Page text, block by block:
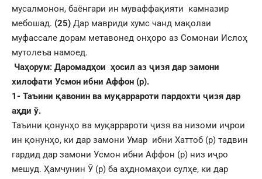
мусалмонон, баёнгари ин муваффақияти камназир
мебошад. (25) Дар мавриди хумс чанд мақолаи
муфассале дорам метавонед онҳоро аз Сомонаи Ислоҳ
мутолеъа намоед.
Чаҳорум: Даромадҳои ҳосил аз ҷизя дар замони
хилофати Усмон ибни Аффон (р).
1- Таъини қавонин ва муқаррароти пардохти ҷизя дар
аҳди ў.
Таъини қонунҳо ва муқаррароти ҷизя ва низоми иҷрои
ин қонунҳо, ки дар замони Умар ибни Хаттоб (р) тадвин
гардид дар замони Усмон ибни Аффон (р) низ иҷро
мешуд. Ҳамчунин Ў (р) ба аҳдномаҳои сулҳе, ки дар